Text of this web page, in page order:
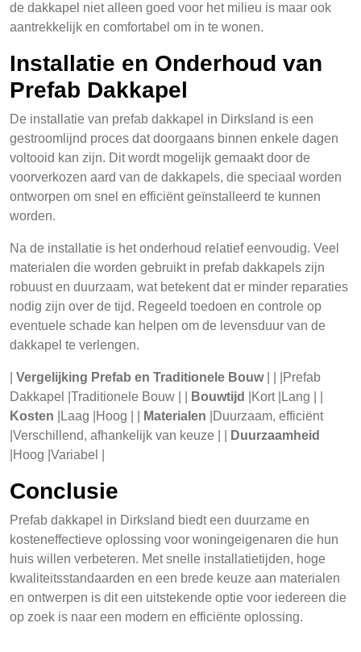
de dakkapel niet alleen goed voor het milieu is maar ook
aantrekkelijk en comfortabel om in te wonen.
Installatie en Onderhoud van
Prefab Dakkapel
De installatie van prefab dakkapel in Dirksland is een
gestroomlijnd proces dat doorgaans binnen enkele dagen
voltooid kan zijn. Dit wordt mogelijk gemaakt door de
voorverkozen aard van de dakkapels, die speciaal worden
ontworpen om snel en efficiënt geïnstalleerd te kunnen
worden.
Na de installatie is het onderhoud relatief eenvoudig. Veel
materialen die worden gebruikt in prefab dakkapels zijn
robuust en duurzaam, wat betekent dat er minder reparaties
nodig zijn over de tijd. Regeeld toedoen en controle op
eventuele schade kan helpen om de levensduur van de
dakkapel te verlengen.
Vergelijking Prefab en Traditionele Bouw| | |Prefab
Dakkapel |Traditionele Bouw | |
Bouwtijd
|Kort |Lang | |
Kosten |Laag |Hoog | | Materialen |Duurzaam, efficiënt
|Verschillend, afhankelijk van keuze | |
Duurzaamheid
|Hoog |Variabel |
Conclusie
Prefab dakkapel in Dirksland biedt een duurzame en
kosteneffectieve oplossing voor woningeigenaren die hun
huis willen verbeteren. Met snelle installatietijden, hoge
kwaliteitsstandaarden en een brede keuze aan materialen
en ontwerpen is dit een uitstekende optie voor iedereen die
op zoek is naar een modern en efficiënte oplossing.